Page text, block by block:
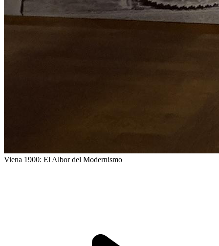
Viena 1900: El Albor del Modernismo